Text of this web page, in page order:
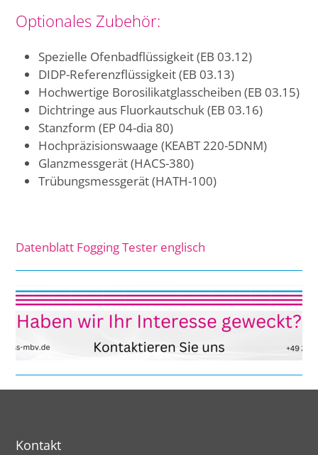
Optionales Zubehör:
Spezielle Ofenbadflüssigkeit (EB 03.12)
DIDP-Referenzflüssigkeit (EB 03.13)
Hochwertige Borosilikatglasscheiben (EB 03.15)
Dichtringe aus Fluorkautschuk (EB 03.16)
Stanzform (EP 04-dia 80)
Hochpräzisionswaage (KEABT 220-5DNM)
Glanzmessgerät (HACS-380)
Trübungsmessgerät (HATH-100)
Datenblatt Fogging Tester englisch
Kontakt